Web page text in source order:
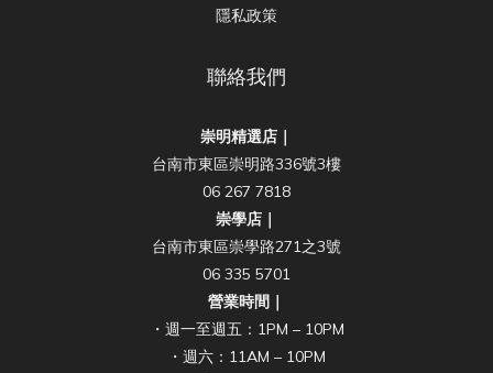
隱私政策
聯絡我們
崇明精選店｜
台南市東區崇明路336號3樓
06 267 7818
崇學店｜
台南市東區崇學路271之3號
06 335 5701
營業時間｜
・週一至週五：1PM – 10PM
・週六：11AM – 10PM